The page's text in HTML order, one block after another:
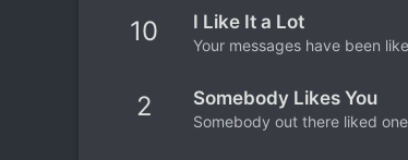
10 I Like It a Lot
Your messages have been
2 Somebody Likes You
Somebody out there liked